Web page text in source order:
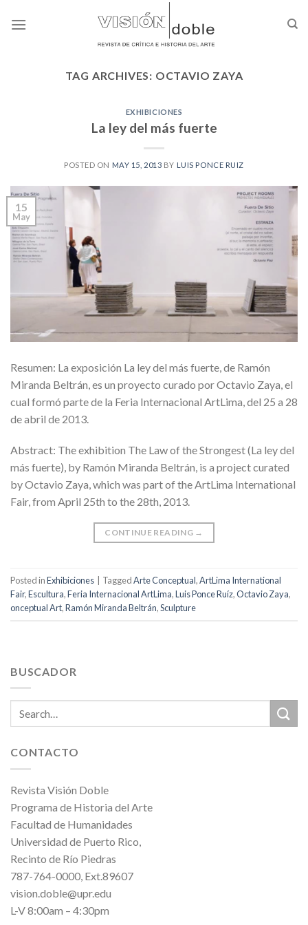
TAG ARCHIVES: OCTAVIO ZAYA
EXHIBICIONES
La ley del más fuerte
POSTED ON MAY 15, 2013 BY LUIS PONCE RUIZ
15
May
Resumen: La exposición La ley del más fuerte, de Ramón
Miranda Beltrán, es un proyecto curado por Octavio Zaya, el
cual formó parte de la Feria Internacional ArtLima, del 25 a 28
de abril de 2013.
Abstract: The exhibition The Law of the Strongest (La ley del
más fuerte), by Ramón Miranda Beltrán, is a project curated
by Octavio Zaya, which was part of the ArtLima International
Fair, from April 25th to the 28th, 2013.
CONTINUE READING →
Posted inExhibiciones TaggedArte Conceptual,ArtLima International
Fair,Escultura,Feria Internacional ArtLima,Luis Ponce Ruíz,Octavio Zaya,
onceptual Art,Ramón Miranda Beltrán,Sculpture
BUSCADOR
CONTACTO
Revista Visión Doble
Programa de Historia del Arte
Facultad de Humanidades
Universidad de Puerto Rico,
Recinto de Río Piedras
787-764-0000, Ext.89607
vision.doble@upr.edu
L-V 8:00am – 4:30pm